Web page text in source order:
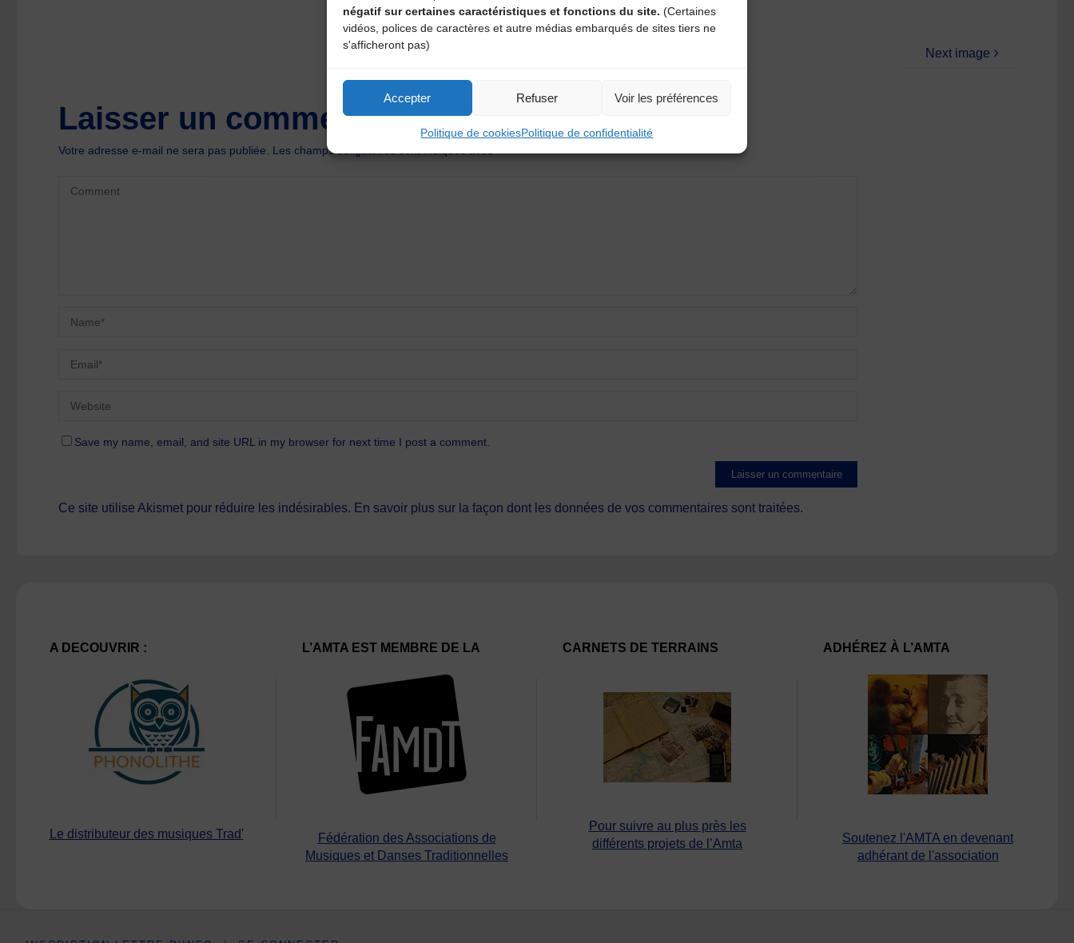
négatif sur certaines caractéristiques et fonctions du site. (Certaines
vidéos, polices de caractères et autre médias embarqués de sites tiers ne
s'afficheront pas)
Accepter Refuser Voir les préférences
Politique de cookiesPolitique de confidentialité
Next image
Laisser un commentaire
Votre adresse e-mail ne sera pas publiée. Les champs obligatoires sont indiqués avec
Save my name, email, and site URL in my browser for next time I post a comment.
Ce site utilise Akismet pour réduire les indésirables. En savoir plus sur la façon dont les données de vos commentaires sont traitées.
A DECOUVRIR :
Le distributeur des musiques Trad'
L’AMTA EST MEMBRE DE LA
Fédération des Associations de
Musiques et Danses Traditionnelles
CARNETS DE TERRAINS
Pour suivre au plus près les
différents projets de l’Amta
ADHÉREZ À L’AMTA
Soutenez l'AMTA en devenant
adhérant de l'association